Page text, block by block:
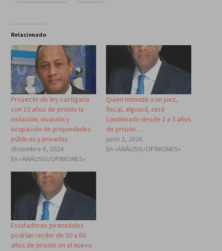
Relacionado
Proyecto de ley castigaría
con 10 años de prisión la
violación, invasión y
ocupación de propiedades
públicas y privadas
diciembre 8, 2024
En «ANÁLISIS/OPINIONES»
Quien intimide a un juez,
fiscal, alguacil, será
condenado desde 2 a 3 años
de prisión…
junio 2, 2026
En «ANÁLISIS/OPINIONES»
Estafadores piramidales
podrían recibir de 50 a 60
años de prisión en el nuevo